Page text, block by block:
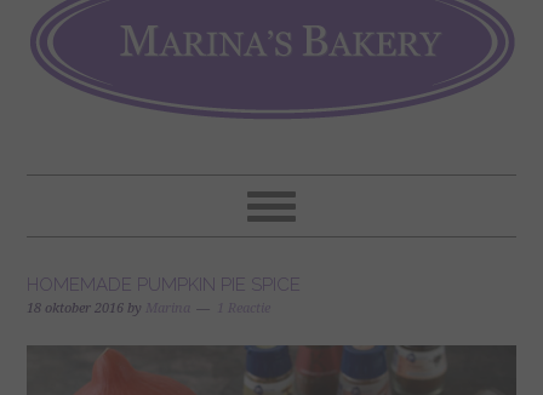
HOMEMADE PUMPKIN PIE SPICE
18 oktober 2016 by Marina 1 Reactie